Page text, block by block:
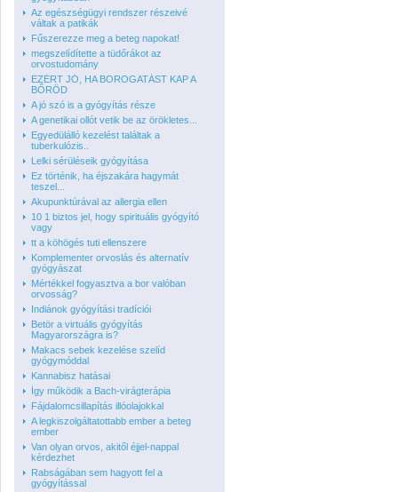
Az egészségügyi rendszer részeivé
váltak a patikák
Fűszerezze meg a beteg napokat!
megszelídítette a tüdőrákot az
orvostudomány
EZÉRT JÓ, HA BOROGATÁST KAP A
BŐRÖD
A jó szó is a gyógyítás része
A genetikai ollót vetik be az örökletes...
Egyedülálló kezelést találtak a
tuberkulózis..
Lelki sérüléseik gyógyítása
Ez történik, ha éjszakára hagymát
teszel...
Akupunktúrával az allergia ellen
10 1 biztos jel, hogy spirituális gyógyító
vagy
tt a köhögés tuti ellenszere
Komplementer orvoslás és alternatív
gyógyászat
Mértékkel fogyasztva a bor valóban
orvosság?
Indiánok gyógyítási tradíciói
Betör a virtuális gyógyítás
Magyarországra is?
Makacs sebek kezelése szelíd
gyógymóddal
Kannabisz hatásai
Így működik a Bach-virágterápia
Fájdalomcsillapítás illóolajokkal
A legkiszolgáltatottabb ember a beteg
ember
Van olyan orvos, akitől éjjel-nappal
kérdezhet
Rabságában sem hagyott fel a
gyógyítással